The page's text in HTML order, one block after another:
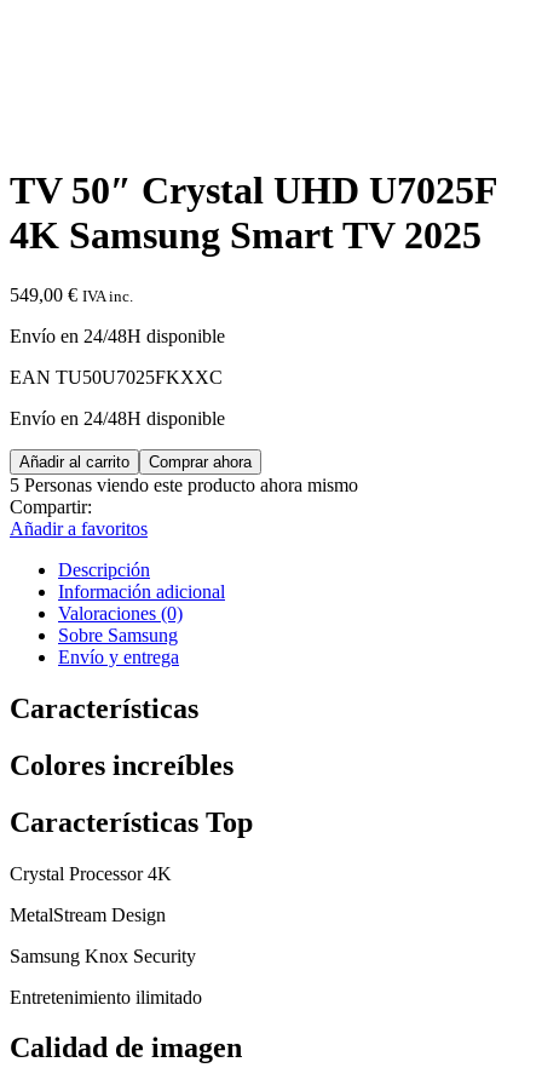
TV 50″ Crystal UHD U7025F
4K Samsung Smart TV 2025
549,00 € IVA inc.
Envío en 24/48H disponible
EAN TU50U7025FKXXC
Envío en 24/48H disponible
TV
50"
Crystal
UHD
Samsung
Smart
2025
Añadir al carrito Comprar ahora
5 Personas viendo este producto ahora mismo
Compartir:
Añadir a favoritos
Descripción
Información adicional
Valoraciones (0)
Sobre Samsung
Envío y entrega
Características
Colores increíbles
Características Top
Crystal Processor 4K
MetalStream Design
Samsung Knox Security
Entretenimiento ilimitado
Calidad de imagen